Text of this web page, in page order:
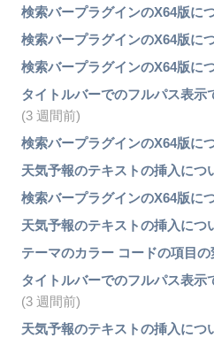
検索バープラグインのX64版に
検索バープラグインのX64版に
検索バープラグインのX64版に
タイトルバーでのフルパス表示
(3 週間前)
検索バープラグインのX64版に
天気予報のテキストの挿入につ
検索バープラグインのX64版に
天気予報のテキストの挿入につ
テーマのカラー コードの項目
タイトルバーでのフルパス表示
(3 週間前)
天気予報のテキストの挿入につ